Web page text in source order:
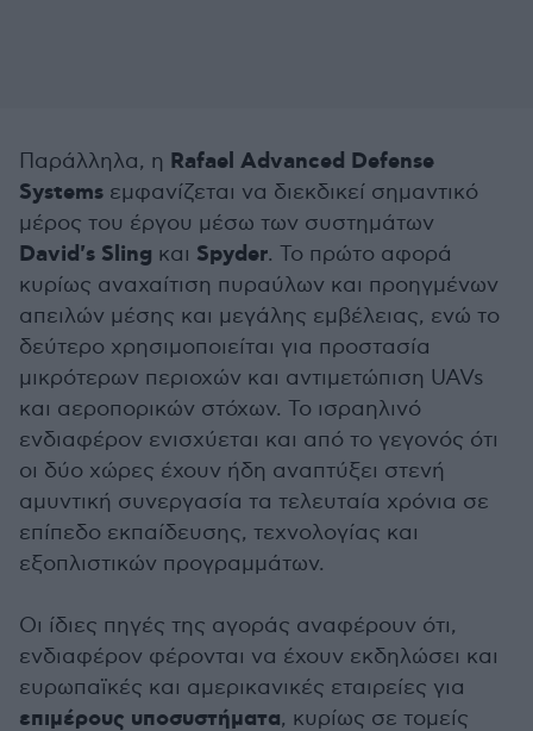
Παράλληλα, η Rafael Advanced Defense
Systems εμφανίζεται να διεκδικεί σημαντικό
μέρος του έργου μέσω των συστημάτων
David's Sling και Spyder. Το πρώτο αφορά
κυρίως αναχαίτιση πυραύλων και προηγμένων
απειλών μέσης και μεγάλης εμβέλειας, ενώ το
δεύτερο χρησιμοποιείται για προστασία
μικρότερων περιοχών και αντιμετώπιση UAVs
και αεροπορικών στόχων. Το ισραηλινό
ενδιαφέρον ενισχύεται και από το γεγονός ότι
οι δύο χώρες έχουν ήδη αναπτύξει στενή
αμυντική συνεργασία τα τελευταία χρόνια σε
επίπεδο εκπαίδευσης, τεχνολογίας και
εξοπλιστικών προγραμμάτων.
Οι ίδιες πηγές της αγοράς αναφέρουν ότι,
ενδιαφέρον φέρονται να έχουν εκδηλώσει και
ευρωπαϊκές και αμερικανικές εταιρείες για
επιμέρους υποσυστήματα, κυρίως σε τομείς